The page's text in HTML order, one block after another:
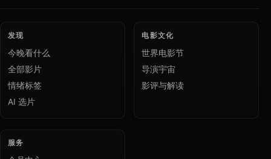
发现
今晚看什么
全部影片
情绪标签
AI 选片
电影文化
世界电影节
导演宇宙
影评与解读
服务